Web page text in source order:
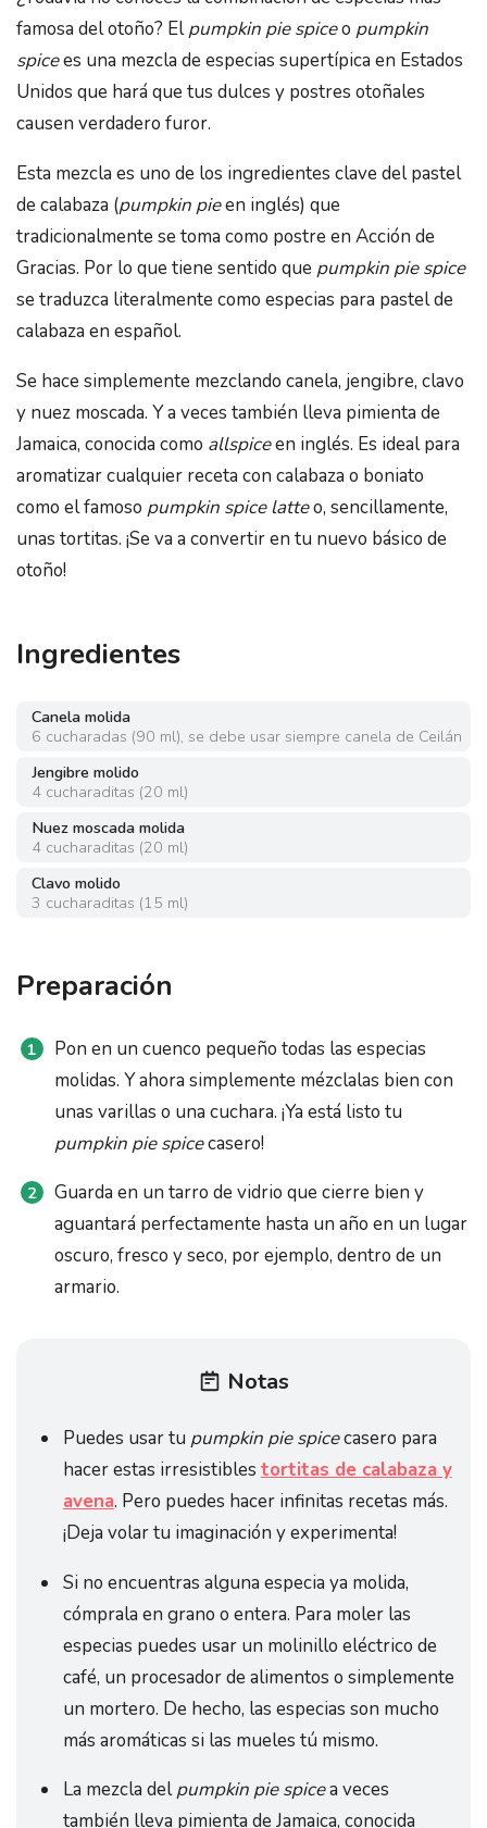
famosa del otoño? Elpumpkin pie spiceo pumpkin
spicees una mezcla de especias supertípica en Estados
Unidos que hará que tus dulces y postres otoñales
causen verdadero furor.
Esta mezcla es uno de los ingredientes clave del pastel
de calabaza (pumpkin pieen inglés) que
tradicionalmente se toma como postre en Acción de
Gracias. Por lo que tiene sentido que pumpkin pie spice
se traduzca literalmente como especias para pastel de
calabaza en español.
Se hace simplemente mezclando canela, jengibre, clavo
y nuez moscada. Y a veces también lleva pimienta de
Jamaica, conocida como allspiceen inglés. Es ideal para
aromatizar cualquier receta con calabaza o boniato
como el famoso pumpkin spice latteo, sencillamente,
unas tortitas. ¡Se va a convertir en tu nuevo básico de
otoño!
Ingredientes
Canela molida
6 cucharadas (90 ml), se debe usar siempre canela de Ceilán
Jengibre molido
4 cucharaditas (20 ml)
Nuez moscada molida
4 cucharaditas (20 ml)
Clavo molido
3 cucharaditas (15 ml)
Preparación
Pon en un cuenco pequeño todas las especias
molidas. Y ahora simplemente mézclalas bien con
unas varillas o una cuchara. ¡Ya está listo tu
pumpkin pie spicecasero!
Guarda en un tarro de vidrio que cierre bien y
aguantará perfectamente hasta un año en un lugar
oscuro, fresco y seco, por ejemplo, dentro de un
armario.
Notas
Puedes usar tu pumpkin pie spicecasero para
hacer estas irresistibles tortitas de calabaza y
avena. Pero puedes hacer infinitas recetas más.
¡Deja volar tu imaginación y experimenta!
Si no encuentras alguna especia ya molida,
cómprala en grano o entera. Para moler las
especias puedes usar un molinillo eléctrico de
café, un procesador de alimentos o simplemente
un mortero. De hecho, las especias son mucho
más aromáticas si las mueles tú mismo.
La mezcla delpumpkin pie spicea veces
también lleva pimienta de Jamaica, conocida